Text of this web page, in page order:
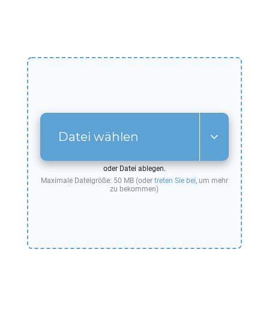
Datei wählen
oder Datei ablegen.
Maximale Dateigröße: 50 MB (oder treten Sie bei, um mehr
zu bekommen)